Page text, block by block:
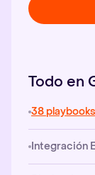
Todo en
38
Integración